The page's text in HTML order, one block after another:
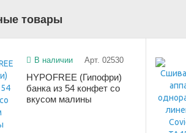
товары
В наличии Арт. 02530
HYPOFREE (Гипофри)
банка из 54 конфет со
вкусом малины